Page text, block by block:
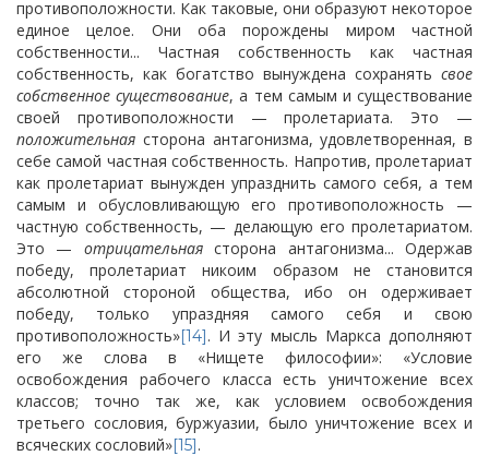
противоположности. Как таковые, они образуют некоторое
единое целое. Они оба порождены миром частной
собственности... Частная собственность как частная
собственность, как богатство вынуждена сохранять свое
собственное существование, а тем самым и существование
своей противоположности — пролетариата. Это —
положительная сторона антагонизма, удовлетворенная, в
себе самой частная собственность. Напротив, пролетариат
как пролетариат вынужден упразднить самого себя, а тем
самым и обусловливающую его противоположность —
частную собственность, — делающую его пролетариатом.
Это — отрицательнаясторона антагонизма... Одержав
победу, пролетариат никоим образом не становится
абсолютной стороной общества, ибо он одерживает
победу, только упраздняя самого себя и свою
противоположность»[14]. И эту мысль Маркса дополняют
его же слова в «Нищете философии»: «Условие
освобождения рабочего класса есть уничтожение всех
классов; точно так же, как условием освобождения
третьего сословия, буржуазии, было уничтожение всех и
всяческих сословий»[15].